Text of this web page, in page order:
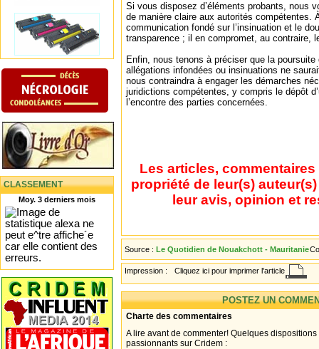
CLASSEMENT
Moy. 3 derniers mois
Si vous disposez d’éléments probants, nous
de manière claire aux autorités compétentes.
communication fondé sur l’insinuation et le
transparence ; il en compromet, au contraire,
Enfin, nous tenons à préciser que la
allégations infondées ou insinuations ne
nous contraindra à engager les démarches
juridictions compétentes, y compris le dépôt
l’encontre des parties concernées.
Les articles,
propriété de leur(s)
leur avis, opinion et
Source : Le Quotidien de Nouakchott - Mauritanie
Impression : Cliquez ici pour imprimer l'article
POSTEZ UN
Charte des commentaires
A lire avant de commenter! Quelques
passionnants sur Cridem :